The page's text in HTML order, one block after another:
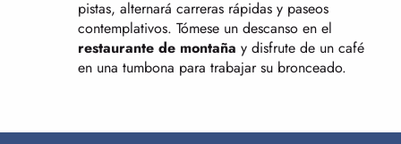
pistas, alternará carreras rápidas y paseos
contemplativos. Tómese un descanso en el
restaurante de montaña y disfrute de un café
en una tumbona para trabajar su bronceado.